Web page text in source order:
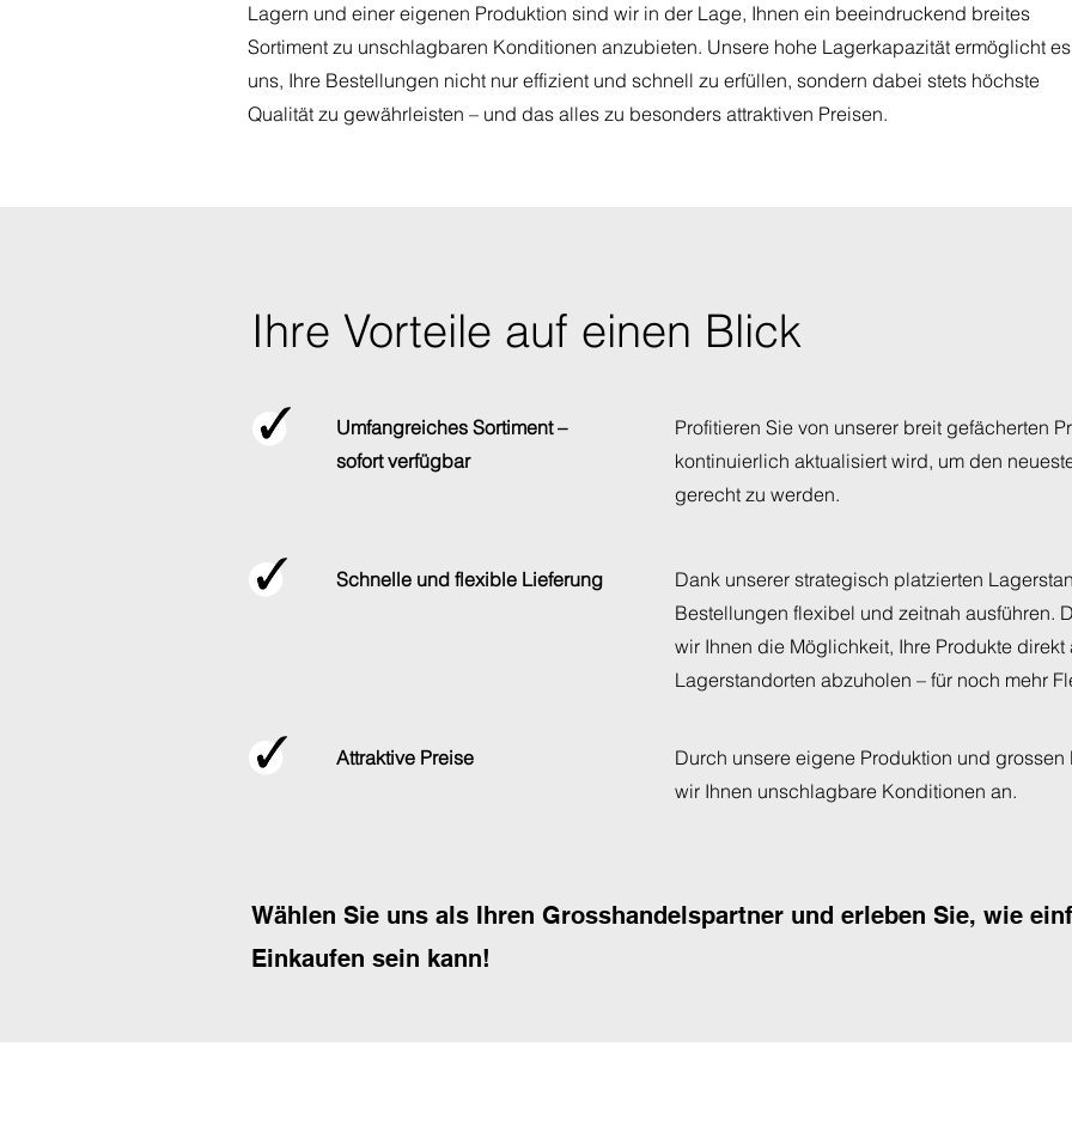
Lagern und einer eigenen Produktion sind wir in der Lage, Ihnen ein beeindruckend breites
Sortiment zu unschlagbaren Konditionen anzubieten. Unsere hohe Lagerkapazität ermöglicht es
uns, Ihre Bestellungen nicht nur effizient und schnell zu erfüllen, sondern dabei stets höchste
Qualität zu gewährleisten – und das alles zu besonders attraktiven Preisen.
Ihre Vorteile auf einen Blick
Umfangreiches Sortiment –
sofort verfügbar
Profitieren Sie von unserer breit gefächerten
kontinuierlich aktualisiert wird, um den
gerecht zu werden.
Schnelle und flexible Lieferung
Dank unserer strategisch platzierten
Bestellungen flexibel und zeitnah ausführen.
wir Ihnen die Möglichkeit, Ihre Produkte direkt
Lagerstandorten abzuholen – für noch mehr
Attraktive Preise
Durch unsere eigene Produktion und
wir Ihnen unschlagbare Konditionen an.
Wählen Sie uns als Ihren Grosshandelspartner und erleben Sie, wie
Einkaufen sein kann!